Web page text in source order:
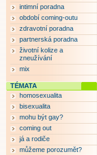
intimní poradna
období coming-outu
zdravotní poradna
partnerská poradna
životní kolize a
zneužívání
mix
TÉMATA
homosexualita
bisexualita
mohu být gay?
coming out
já a rodiče
můžeme porozumět?